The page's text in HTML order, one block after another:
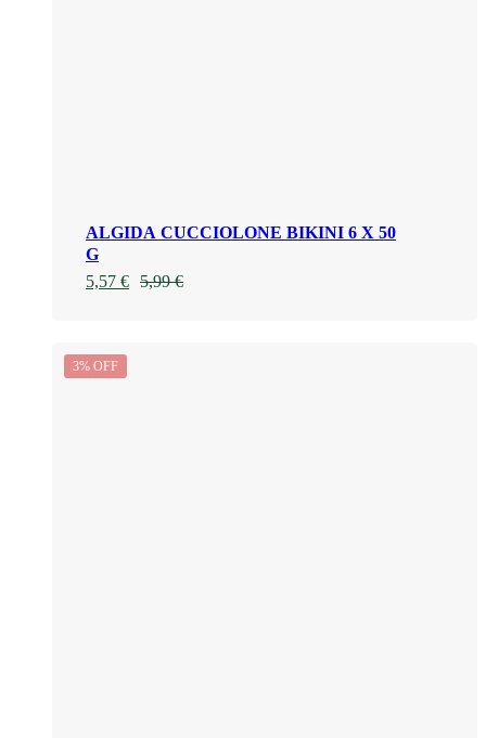
ALGIDA CUCCIOLONE BIKINI 6 X 50
G
5,99€
5,57 €
3% OFF